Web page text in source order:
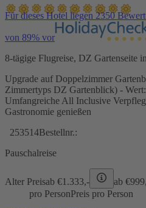
Für dieses Hotel liegen 2350
von 89% vor
8-tägige Flugreise, DZ Gartenseite
Upgrade auf Doppelzimmer
Zimmertyps DZ Gartenblick) -
Umfangreiche All Inclusive
Gastronomie genießen
253514Bestellnr.:
Pauschalreise
Alter Preisab €1.333,- ab €
pro PersonPreis pro Person